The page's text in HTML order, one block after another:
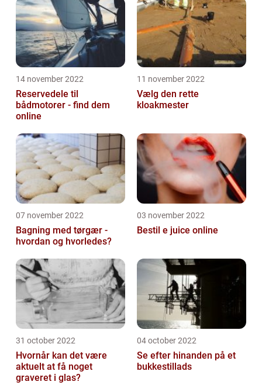
14 november 2022
Reservedele til
bådmotorer - find dem
online
11 november 2022
Vælg den rette
kloakmester
07 november 2022
Bagning med tørgær -
hvordan og hvorledes?
03 november 2022
Bestil e juice online
31 october 2022
Hvornår kan det være
aktuelt at få noget
graveret i glas?
04 october 2022
Se efter hinanden på et
bukkestillads